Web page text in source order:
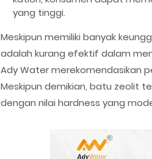
yang tinggi.
Meskipun memiliki banyak
adalah kurang efektif dalam
Ady Water merekomendasikan
Meskipun demikian, batu zeolit
dengan nilai hardness yang